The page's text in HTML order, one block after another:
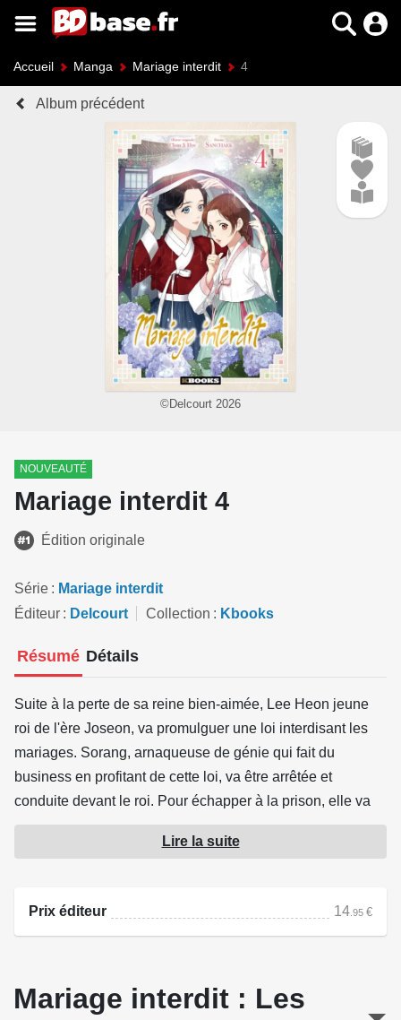
Accueil Manga Mariage interdit 4
Album précédent
©Delcourt 2026
NOUVEAUTÉ
Mariage interdit 4
Édition originale
Série
Mariage interdit
Éditeur
Delcourt Collection Kbooks
Résumé Détails
Suite à la perte de sa reine bien-aimée, Lee Heon jeune
roi de l'ère Joseon, va promulguer une loi interdisant les
mariages. Sorang, arnaqueuse de génie qui fait du
business en profitant de cette loi, va être arrêtée et
conduite devant le roi. Pour échapper à la prison, elle va
se faire passer pour une médium et prétendre
communiquer avec la défunte reine !
Lire la suite
Prix éditeur 14.95 €
Mariage interdit : Les